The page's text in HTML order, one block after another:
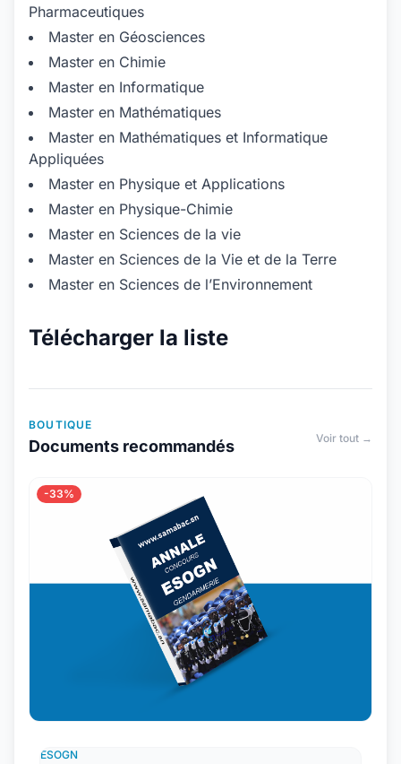
Pharmaceutiques
Master en Géosciences
Master en Chimie
Master en Informatique
Master en Mathématiques
Master en Mathématiques et Informatique
Appliquées
Master en Physique et Applications
Master en Physique-Chimie
Master en Sciences de la vie
Master en Sciences de la Vie et de la Terre
Master en Sciences de l’Environnement
Télécharger la liste
BOUTIQUE
Documents recommandés Voir tout →
-33%
ESOGN